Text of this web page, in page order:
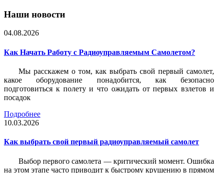
Наши новости
04.08.2026
Как Начать Работу с Радиоуправляемым Самолетом?
Мы расскажем о том, как выбрать свой первый самолет,
какое оборудование понадобится, как безопасно
подготовиться к полету и что ожидать от первых взлетов и
посадок
Подробнее
10.03.2026
Как выбрать свой первый радиоуправляемый самолет
Выбор первого самолета — критический момент. Ошибка
на этом этапе часто приводит к быстрому крушению в прямом